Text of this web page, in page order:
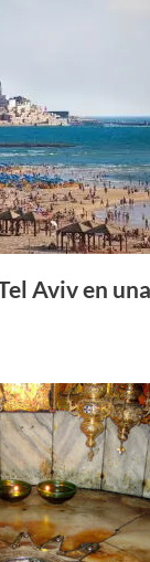
Aviv en